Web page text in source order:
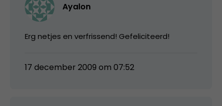
Ayalon
Erg netjes en verfrissend! Gefeliciteerd!
17 december 2009 om 07:52